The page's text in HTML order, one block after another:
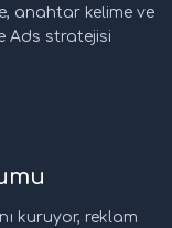
anahtar kelime ve
Ads stratejisi
kuruyor, reklam